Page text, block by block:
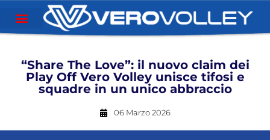
“Share The Love”: il nuovo claim dei
Play Off Vero Volley unisce tifosi e
squadre in un unico abbraccio
06 Marzo 2026